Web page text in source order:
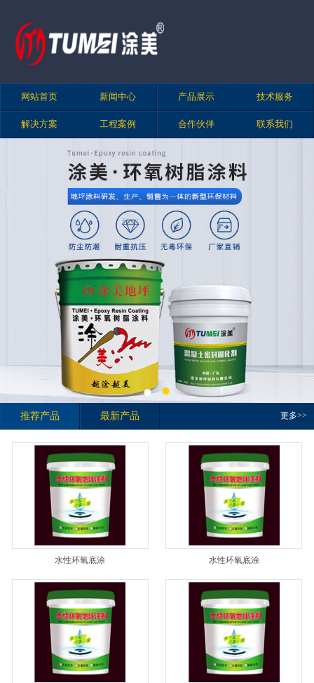
网站首页 新闻中心 产品展示 技术服务
解决方案 工程案例 合作伙伴 联系我们
推荐产品 最新产品 更多>>
水性环氧底涂 水性环氧底涂